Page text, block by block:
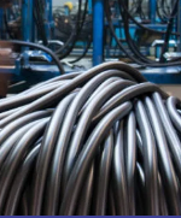
vedação
automotivas
de borracha
de silicone
de borracha